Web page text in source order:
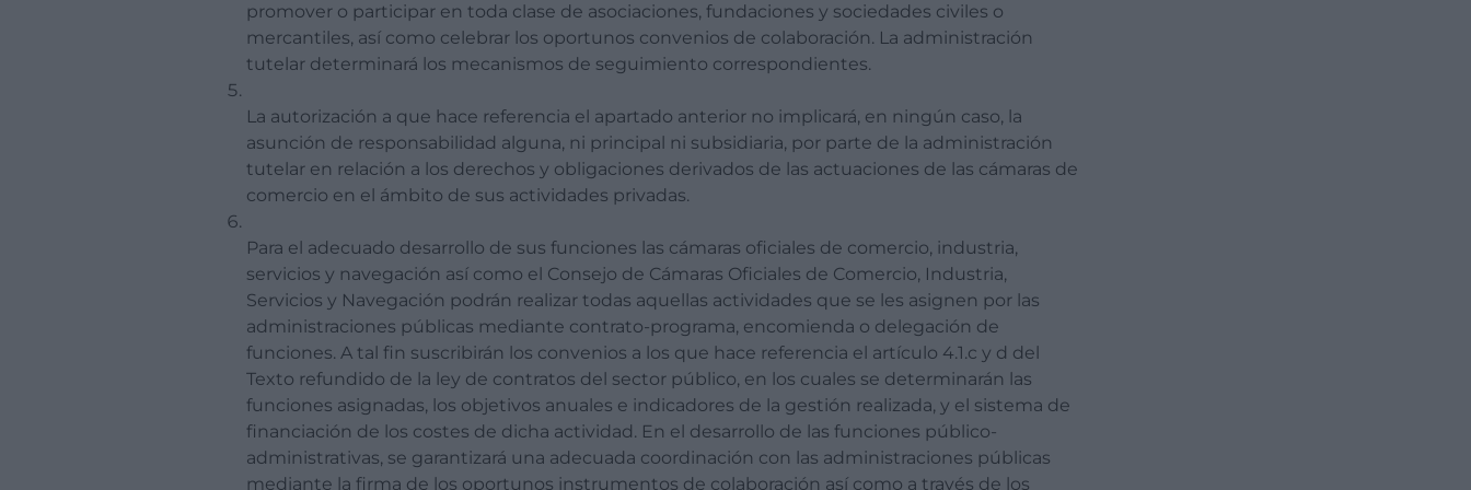
promover o participar en toda clase de asociaciones, fundaciones y sociedades civiles o
mercantiles, así como celebrar los oportunos convenios de colaboración. La administración
tutelar determinará los mecanismos de seguimiento correspondientes.
La autorización a que hace referencia el apartado anterior no implicará, en ningún caso, la
asunción de responsabilidad alguna, ni principal ni subsidiaria, por parte de la administración
tutelar en relación a los derechos y obligaciones derivados de las actuaciones de las cámaras de
comercio en el ámbito de sus actividades privadas.
Para el adecuado desarrollo de sus funciones las cámaras oficiales de comercio, industria,
servicios y navegación así como el Consejo de Cámaras Oficiales de Comercio, Industria,
Servicios y Navegación podrán realizar todas aquellas actividades que se les asignen por las
administraciones públicas mediante contrato-programa, encomienda o delegación de
funciones. A tal fin suscribirán los convenios a los que hace referencia el artículo 4.1.c y d del
Texto refundido de la ley de contratos del sector público, en los cuales se determinarán las
funciones asignadas, los objetivos anuales e indicadores de la gestión realizada, y el sistema de
financiación de los costes de dicha actividad. En el desarrollo de las funciones público-
administrativas, se garantizará una adecuada coordinación con las administraciones públicas
mediante la firma de los oportunos instrumentos de colaboración así como a través de los